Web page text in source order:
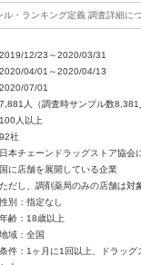
ル・ランキング定義 調査詳細に
2019/12/23～2020/03/31
2020/04/01～2020/04/13
2020/07/01
7,881人（調査時サンプル数8,381
100人以上
92社
日本チェーンドラッグストア協会
国に店舗を展開している企業
ただし、調剤薬局のみの店舗は対
性別：指定なし
年齢：18歳以上
地域：全国
条件：1ヶ月に1回以上、ドラッグ